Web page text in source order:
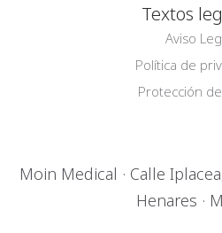
Textos
Aviso
Política de
Protección
Moin Medical · Calle
Henares ·